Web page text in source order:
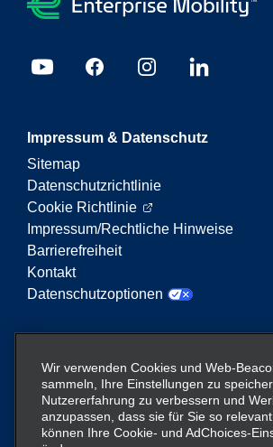
Impressum & Datenschutz
Sitemap
Datenschutzrichtlinie
Cookie Richtlinie
Impressum/Rechtliche Hinweise
Barrierefreiheit
Kontakt
Datenschutzoptionen
Mobilitätsservices. Der Begriff „Enterprise
auf dieser Website verweist auf bestimmte
Unternehmenseinheiten und/oder die
Enterprise Mobility, wobei Informationen
Unternehmen übermittelt werden. Diese
Wir verwenden Cookies und Web-
sammeln, Ihre Einstellungen zu
Nutzererfahrung zu verbessern und
anzupassen, dass sie für Sie so
können Ihre Cookie- und AdChoices-